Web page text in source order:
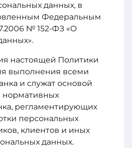
данных, в
Федеральным
№ 152-ФЗ «О
настоящей Политики
выполнения всеми
и служат основой
нормативных
регламентирующих
персональных
клиентов и иных
данных.